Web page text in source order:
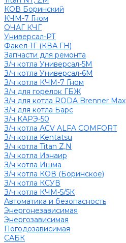
КОВ Боринский
КЧМ-7 Гном
ОЧАГ КЧГ
Универсал-РТ
Факел-1Г (КВА ГН)
Запчасти для ремонта
З/ч котла Универсал-5М
З/ч котла Универсал-6М
З/ч котла КЧМ-7 Гном
З/ч для горелок ГБЖ
З/ч для котла RODA Brenner Max
З/ч для котла Барс
З/ч КАРЭ-50
З/ч котла ACV ALFA COMFORT
З/ч котла Kentatsu
З/ч котла Titan Z,N
З/ч котла Изнаир
З/ч котла Ишма
З/ч котла КОВ (Боринское)
З/ч котла КСУВ
З/ч котла КЧМ-5/5К
Автоматика и безопасность
Энергонезависимая
Энергозависимая
Погодозависимая
САБК